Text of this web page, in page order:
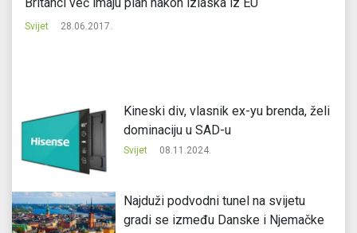
Britanci već imaju plan nakon izlaska iz EU
Svijet 28.06.2017.
Kineski div, vlasnik ex-yu brenda, želi
dominaciju u SAD-u
Svijet 08.11.2024.
Najduži podvodni tunel na svijetu
gradi se između Danske i Njemačke